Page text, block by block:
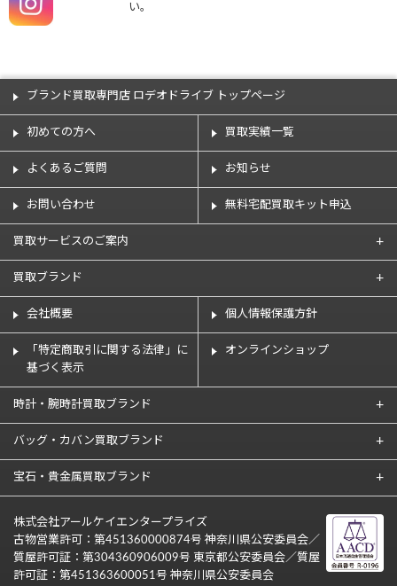
い。
ブランド買取専門店 ロデオドライブ トップページ
初めての方へ 買取実績一覧
よくあるご質問 お知らせ
お問い合わせ 無料宅配買取キット申込
買取サービスのご案内
買取ブランド
会社概要 個人情報保護方針
「特定商取引に関する法律」に
基づく表示
オンラインショップ
時計・腕時計買取ブランド
バッグ・カバン買取ブランド
宝石・貴金属買取ブランド
株式会社アールケイエンタープライズ
古物営業許可：第451360000874号 神奈川県公安委員会／
質屋許可証：第304360906009号 東京都公安委員会／質屋
許可証：第451363600051号 神奈川県公安委員会